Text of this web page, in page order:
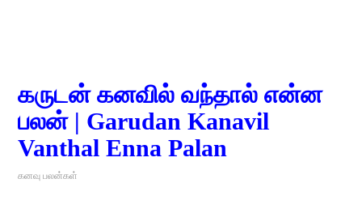
கருடன் கனவில் வந்தால் என்ன
பலன் | Garudan Kanavil
Vanthal Enna Palan
கனவு பலன்கள்